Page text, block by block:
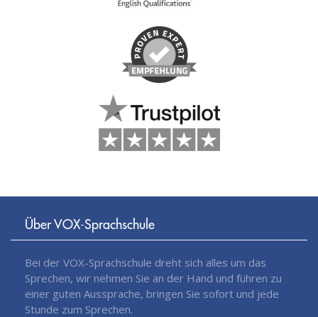
Über VOX-Sprachschule
Bei der VOX-Sprachschule dreht sich alles um das
Sprechen, wir nehmen Sie an der Hand und führen zu
einer guten Aussprache, bringen Sie sofort und jede
Stunde zum Sprechen.